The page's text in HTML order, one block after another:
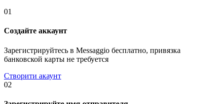
01
Создайте аккаунт
Зарегистрируйтесь в Messaggio бесплатно, привязка
банковской карты не требуется
Створити акаунт
02